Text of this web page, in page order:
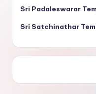
Sri Padaleswarar
Sri Satchinathar